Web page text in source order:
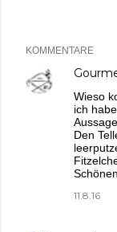
KOMMENTARE
Wieso
ich
Den
11.8.16